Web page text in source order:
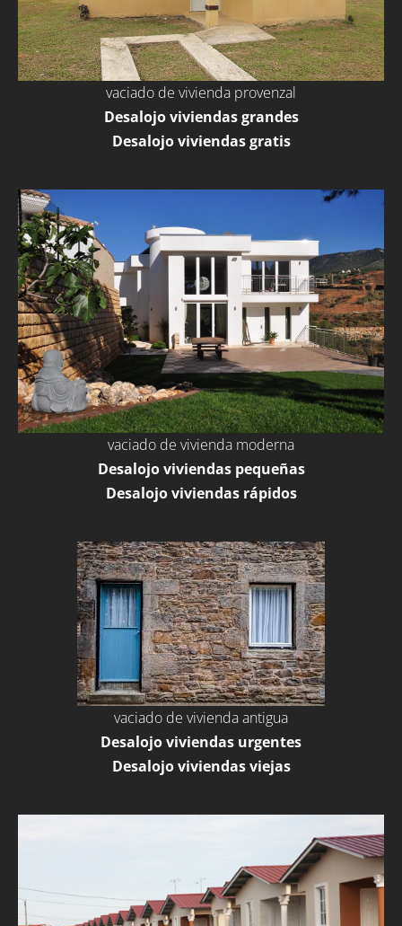
vaciado de vivienda provenzal
Desalojo viviendas grandes
Desalojo viviendas gratis
vaciado de vivienda moderna
Desalojo viviendas pequeñas
Desalojo viviendas rápidos
vaciado de vivienda antigua
Desalojo viviendas urgentes
Desalojo viviendas viejas